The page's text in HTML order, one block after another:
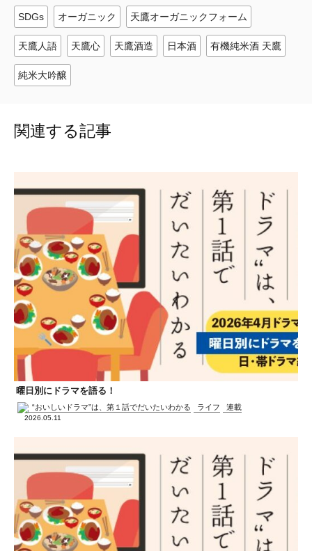
SDGs オーガニック 天鷹オーガニックフォーム
天鷹人語 天鷹心 天鷹酒造 日本酒 有機純米酒 天鷹
純米大吟醸
関連する記事
曜日別にドラマを語る！
“おいしいドラマ”は、第１話でだいたいわかる ライフ 連載
2026.05.11